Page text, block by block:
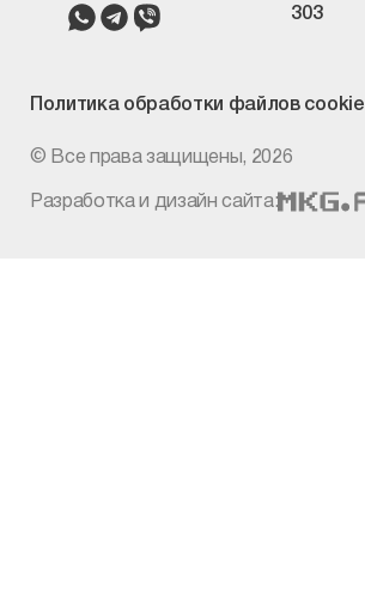
303
© Все права защищены, 2026
Политикаобработки файлов cookie
Разработка и дизайн сайта: